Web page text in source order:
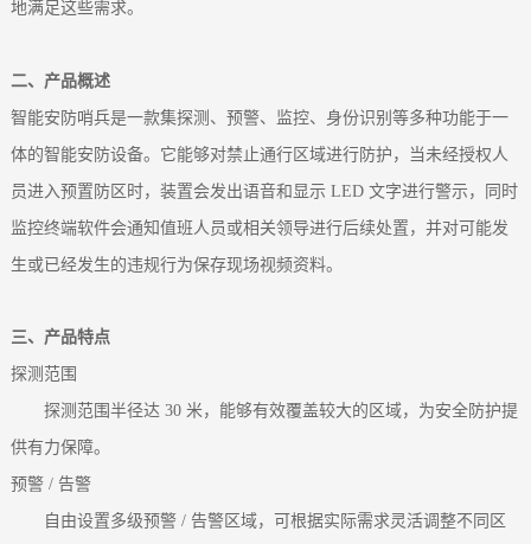
地满足这些需求。
二、产品概述
智能安防哨兵是一款集探测、预警、监控、身份识别等多种功能于一
体的智能安防设备。它能够对禁止通行区域进行防护，当未经授权人
员进入预置防区时，装置会发出语音和显示 LED 文字进行警示，同时
监控终端软件会通知值班人员或相关领导进行后续处置，并对可能发
生或已经发生的违规行为保存现场视频资料。
三、产品特点
探测范围
探测范围半径达 30 米，能够有效覆盖较大的区域，为安全防护提
供有力保障。
预警 / 告警
自由设置多级预警 / 告警区域，可根据实际需求灵活调整不同区